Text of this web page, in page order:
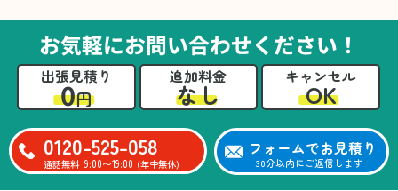
るのは難しかったと思います」との温かいお言
葉をいただきました。遺品整理という心の負担
が大きい作業において、少しでもA様の力にな
れたことをスタッフ一同嬉しく思います。
お気軽にお問い合わせください！
出張見積り
0円
追加料金
なし
キャンセル
OK
0120-525-058
通話無料 9:00〜19:00 (年中無休)
フォームでお見積り
30分以内にご返信します